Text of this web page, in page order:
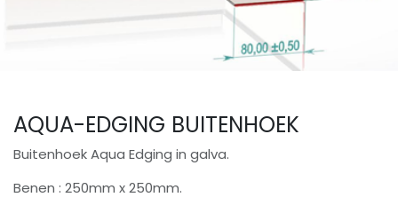
AQUA-EDGING BUITENHOEK
Buitenhoek Aqua Edging in galva.
Benen : 250mm x 250mm.